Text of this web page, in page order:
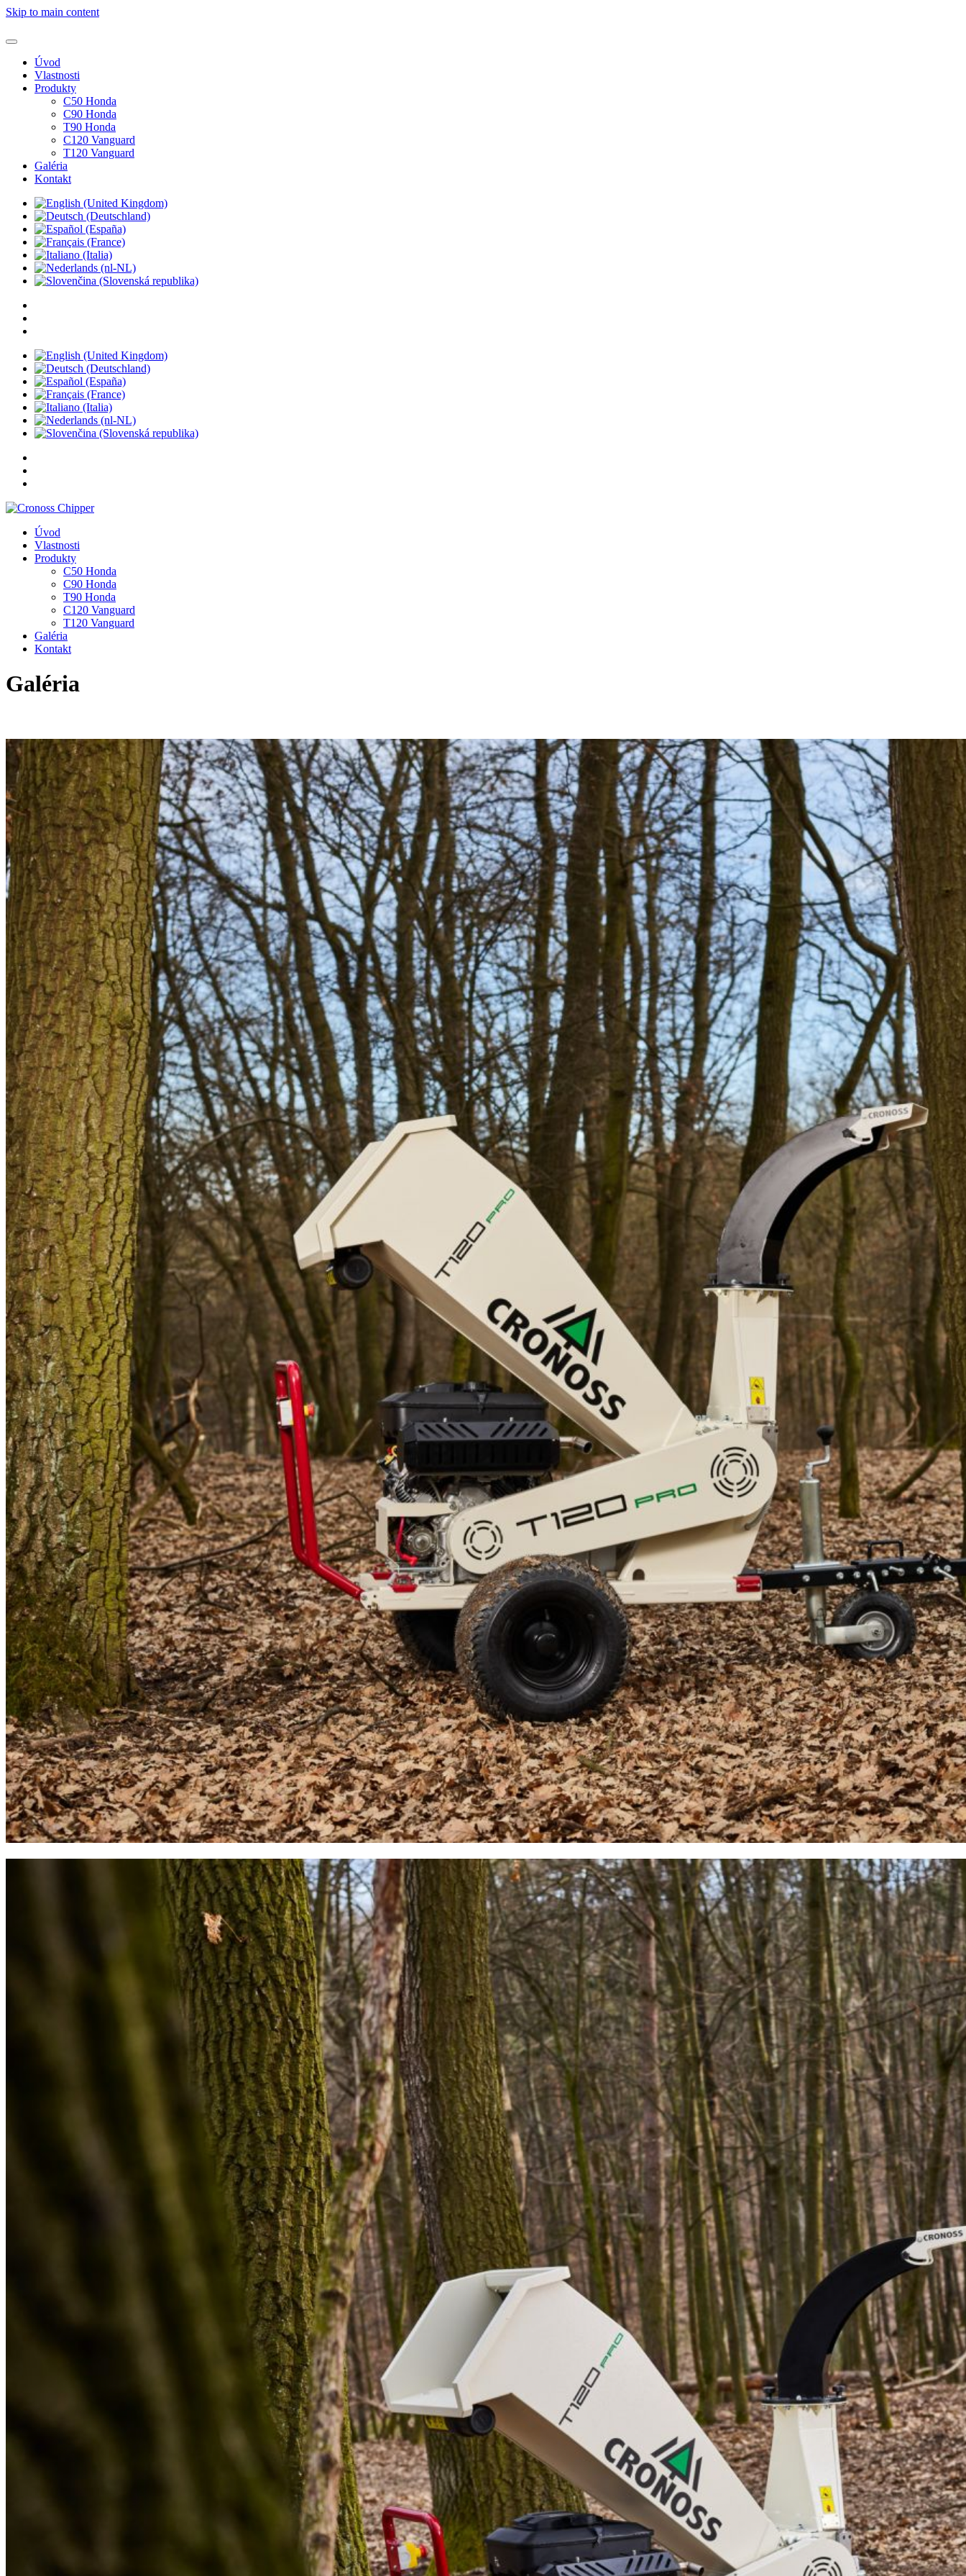
Skip to main content
Úvod
Vlastnosti
Produkty
C50 Honda
C90 Honda
T90 Honda
C120 Vanguard
T120 Vanguard
Galéria
Kontakt
Úvod
Vlastnosti
Produkty
C50 Honda
C90 Honda
T90 Honda
C120 Vanguard
T120 Vanguard
Galéria
Kontakt
Galéria